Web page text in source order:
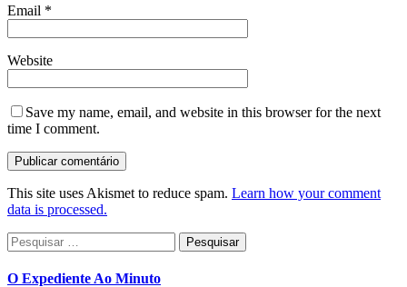
Email *
Website
Save my name, email, and website in this browser for the next
time I comment.
This site uses Akismet to reduce spam. Learn how your comment
data is processed.
Pesquisar
por:
O Expediente Ao Minuto